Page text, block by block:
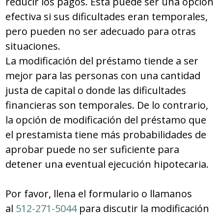
efectiva si sus dificultades eran temporales,
pero pueden no ser adecuado para otras
situaciones.
La modificación del préstamo tiende a ser
mejor para las personas con una cantidad
justa de capital o donde las dificultades
financieras son temporales. De lo contrario,
la opción de modificación del préstamo que
el prestamista tiene más probabilidades de
aprobar puede no ser suficiente para
detener una eventual ejecución hipotecaria.
Por favor, llena el formulario o llamanos
al 512-271-5044para discutir la modificación